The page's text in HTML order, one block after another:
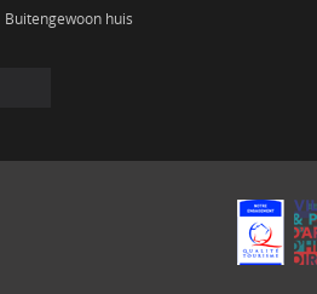
Buitengewoon huis